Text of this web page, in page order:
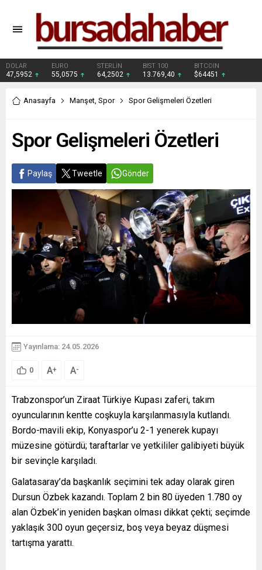
DOLAR
47,5952
EURO
55,0575
STERLİN
64,2502
BIST 100
13.769,40
BITCOIN
$64451
Anasayfa Manşet, Spor Spor Gelişmeleri Özetleri
Spor Gelişmeleri Özetleri
Paylaş Tweetle Gönder
Yayınlama: 24.05.2026
0 A+ A-
Trabzonspor’un Ziraat Türkiye Kupası zaferi, takım
oyuncularının kentte coşkuyla karşılanmasıyla kutlandı.
Bordo-mavili ekip, Konyaspor’u 2-1 yenerek kupayı
müzesine götürdü; taraftarlar ve yetkililer galibiyeti büyük
bir sevinçle karşıladı.
Galatasaray’da başkanlık seçimini tek aday olarak giren
Dursun Özbek kazandı. Toplam 2 bin 80 üyeden 1.780 oy
alan Özbek’in yeniden başkan olması dikkat çekti; seçimde
yaklaşık 300 oyun geçersiz, boş veya beyaz düşmesi
tartışma yarattı.